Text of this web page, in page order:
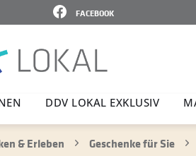
FACEBOOK
DDV LOKAL EXKLUSIV
& Erleben Geschenke für Sie